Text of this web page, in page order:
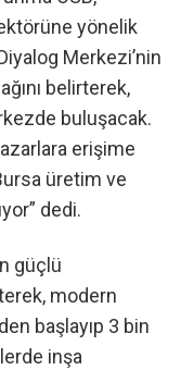
yönelik
Merkezi’nin
belirterek,
buluşacak.
erişime
üretim ve
dedi.
güçlü
modern
başlayıp 3 bin
inşa